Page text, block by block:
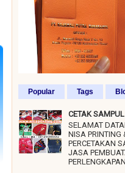
Popular Tags
CETAK
SELAMAT
NISA PRINTING
PERCETAKAN
JASA